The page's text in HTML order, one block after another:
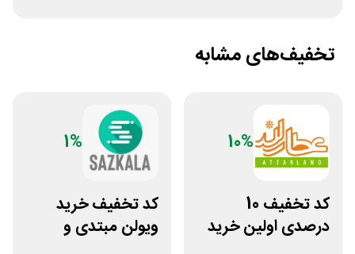
تخفیف‌های مشابه
10%
کد تخفیف 10
درصدی اولین خرید
1%
کد تخفیف خرید
ویولن مبتدی و